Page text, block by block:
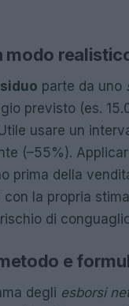
modo
parte da uno
previsto (es.
usare un
(–55%).
prima della
la propria
di
e
degli esborsi